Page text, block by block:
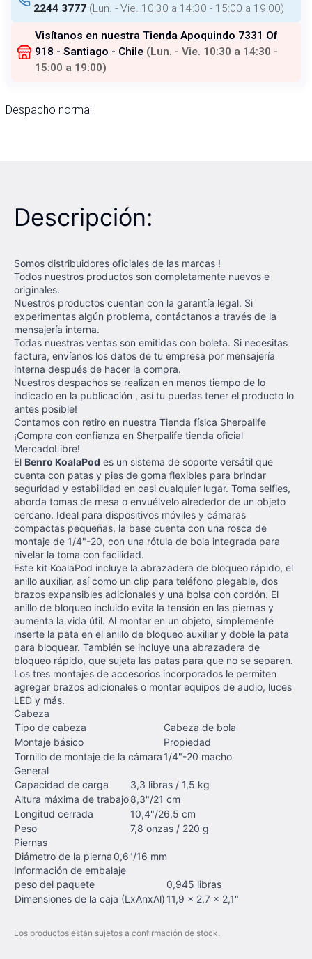
2244 3777 (Lun. - Vie. 10:30 a 14:30 - 15:00 a 19:00)
Visítanos en nuestra Tienda Apoquindo 7331 Of
918 - Santiago - Chile (Lun. - Vie. 10:30 a 14:30 -
15:00 a 19:00)
Despacho normal
Descripción:
Somos distribuidores oficiales de las marcas !
Todos nuestros productos son completamente nuevos e
originales.
Nuestros productos cuentan con la garantía legal. Si
experimentas algún problema, contáctanos a través de la
mensajería interna.
Todas nuestras ventas son emitidas con boleta. Si necesitas
factura, envíanos los datos de tu empresa por mensajería
interna después de hacer la compra.
Nuestros despachos se realizan en menos tiempo de lo
indicado en la publicación , así tu puedas tener el producto lo
antes posible!
Contamos con retiro en nuestra Tienda física Sherpalife
¡Compra con confianza en Sherpalife tienda oficial
MercadoLibre!
El Benro KoalaPod es un sistema de soporte versátil que
cuenta con patas y pies de goma flexibles para brindar
seguridad y estabilidad en casi cualquier lugar. Toma selfies,
aborda tomas de mesa o envuélvelo alrededor de un objeto
cercano. Ideal para dispositivos móviles y cámaras
compactas pequeñas, la base cuenta con una rosca de
montaje de 1/4"-20, con una rótula de bola integrada para
nivelar la toma con facilidad.
Este kit KoalaPod incluye la abrazadera de bloqueo rápido, el
anillo auxiliar, así como un clip para teléfono plegable, dos
brazos expansibles adicionales y una bolsa con cordón. El
anillo de bloqueo incluido evita la tensión en las piernas y
aumenta la vida útil. Al montar en un objeto, simplemente
inserte la pata en el anillo de bloqueo auxiliar y doble la pata
para bloquear. También se incluye una abrazadera de
bloqueo rápido, que sujeta las patas para que no se separen.
Los tres montajes de accesorios incorporados le permiten
agregar brazos adicionales o montar equipos de audio, luces
LED y más.
Cabeza
Tipo de cabeza
Cabeza de bola
Montaje básico
Propiedad
Tornillo de montaje de la cámara 1/4"-20 macho
General
Capacidad de carga
3,3 libras / 1,5 kg
Altura máxima de trabajo8,3"/21 cm
Longitud cerrada
10,4"/26,5 cm
Peso
7,8 onzas / 220 g
Piernas
Diámetro de la pierna 0,6"/16 mm
Información de embalaje
peso del paquete
0,945 libras
Dimensiones de la caja (LxAnxAl) 11,9 x 2,7 x 2,1"
Los productos están sujetos a confirmación de stock.